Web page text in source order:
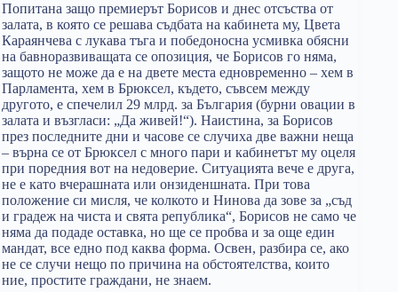
Попитана защо премиерът Борисов и днес отсъства от
залата, в която се решава съдбата на кабинета му, Цвета
Караянчева с лукава тъга и победоносна усмивка обясни
на бавноразвиващата се опозиция, че Борисов го няма,
защото не може да е на двете места едновременно – хем в
Парламента, хем в Брюксел, където, съвсем между
другото, е спечелил 29 млрд. за България (бурни овации в
залата и възгласи: „Да живей!“). Наистина, за Борисов
през последните дни и часове се случиха две важни неща
– върна се от Брюксел с много пари и кабинетът му оцеля
при поредния вот на недоверие. Ситуацията вече е друга,
не е като вчерашната или онзиденшната. При това
положение си мисля, че колкото и Нинова да зове за „съд
и градеж на чиста и свята република“, Борисов не само че
няма да подаде оставка, но ще се пробва и за още един
мандат, все едно под каква форма. Освен, разбира се, ако
не се случи нещо по причина на обстоятелства, които
ние, простите граждани, не знаем.